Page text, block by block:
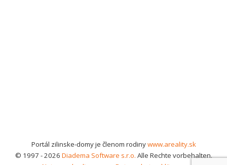
Portál zilinske-domy je členom rodinywww.areality.sk
© 1997 - 2026 Diadema Software s.r.o. Alle Rechte vorbehalten.